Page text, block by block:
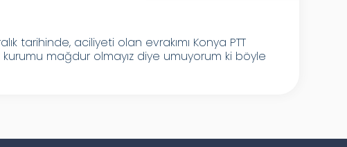
tarihinde, aciliyeti olan evrakımı Konya PTT
mağdur olmayız diye umuyorum ki böyle